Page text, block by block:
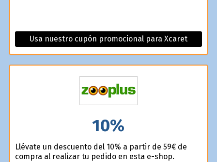
Usa nuestro cupón promocional para Xcaret
10%
Llévate un descuento del 10% a partir de 59€ de
compra al realizar tu pedido en esta e-shop.